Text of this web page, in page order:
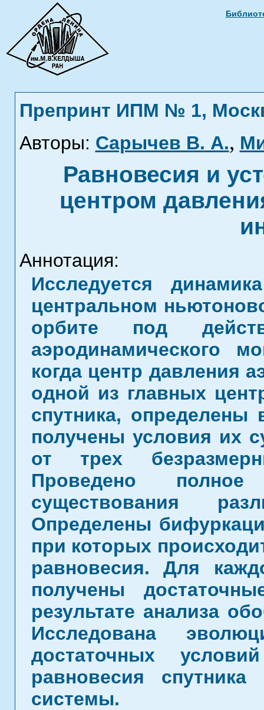
Препринт ИПМ № 1,
Авторы: Сарычев В. А.,
Равновесия и
центром
Аннотация:
Исследуется
центральном
орбите под
аэродинамического
когда центр давления
одной из главных
спутника, определены
получены условия их
от трех
Проведено полное
существования
Определены
при которых
равновесия. Для
получены
результате анализа
Исследована
достаточных
равновесия
системы.